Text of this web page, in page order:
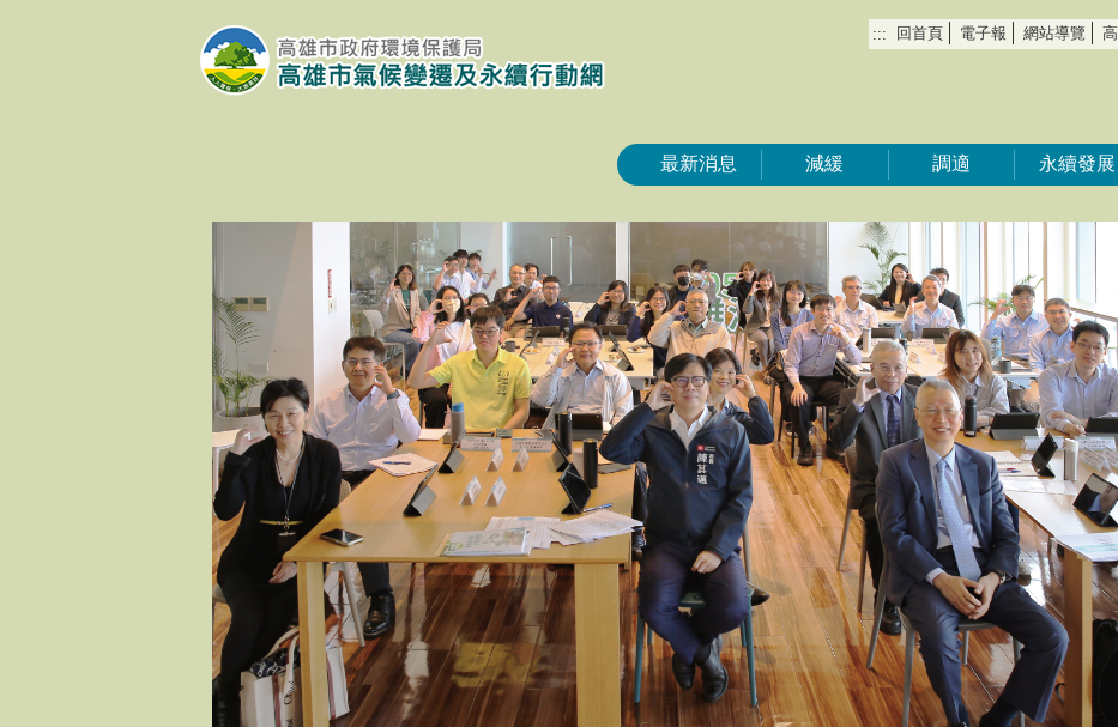
::: 回首頁 電子報 網站導覽
最新消息 減緩 調適 永續發展